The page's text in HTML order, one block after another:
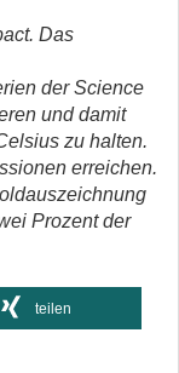
Das
der Science
und damit
zu halten.
erreichen.
Prozent der
teilen